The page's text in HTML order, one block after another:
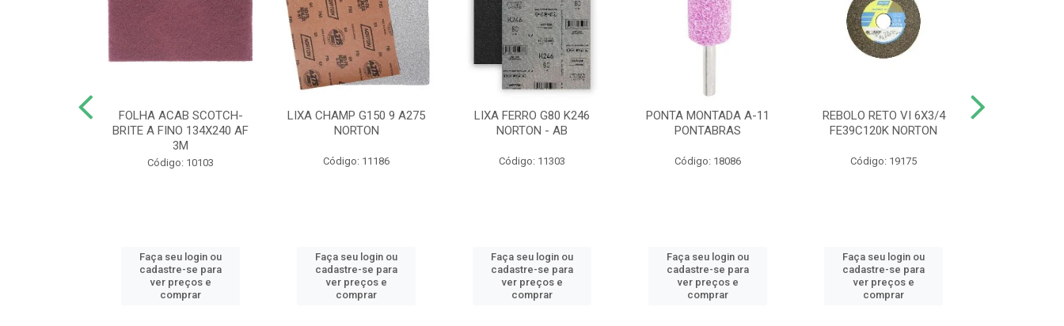
FOLHA ACAB SCOTCH-
BRITE A FINO 134X240 AF
3M
Código: 10103
Faça seu login ou
cadastre-se para
ver preços e
comprar
LIXA CHAMP G150 9 A275
NORTON
Código: 11186
Faça seu login ou
cadastre-se para
ver preços e
comprar
LIXA FERRO G80 K246
NORTON - AB
Código: 11303
Faça seu login ou
cadastre-se para
ver preços e
comprar
PONTA MONTADA A-11
PONTABRAS
Código: 18086
Faça seu login ou
cadastre-se para
ver preços e
comprar
REBOLO RETO VI 6X3/4
FE39C120K NORTON
Código: 19175
Faça seu login ou
cadastre-se para
ver preços e
comprar